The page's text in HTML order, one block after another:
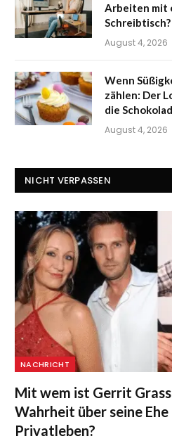
Arbeiten mit
Schreibtisch?
August 4, 2026
Wenn
zählen: Der
die
August 4, 2026
NICHT VERPASSEN
NACHRICHT
Mit wem ist Gerrit
Wahrheit über seine Ehe
Privatleben?